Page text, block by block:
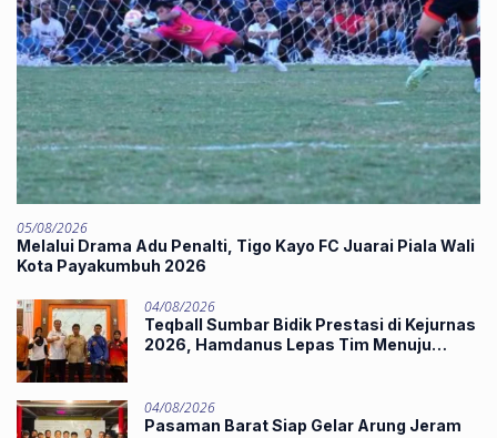
05/08/2026
Melalui Drama Adu Penalti, Tigo Kayo FC Juarai Piala Wali
Kota Payakumbuh 2026
04/08/2026
Teqball Sumbar Bidik Prestasi di Kejurnas
2026, Hamdanus Lepas Tim Menuju
04/08/2026
Pasaman Barat Siap Gelar Arung Jeram